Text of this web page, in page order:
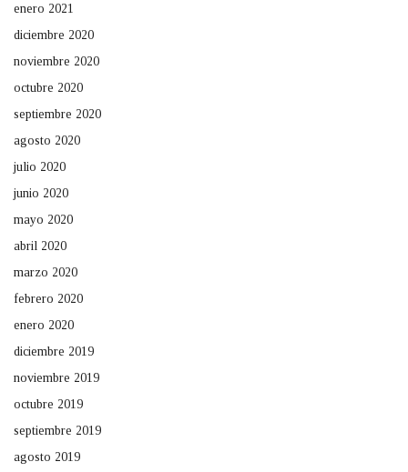
enero 2021
diciembre 2020
noviembre 2020
octubre 2020
septiembre 2020
agosto 2020
julio 2020
junio 2020
mayo 2020
abril 2020
marzo 2020
febrero 2020
enero 2020
diciembre 2019
noviembre 2019
octubre 2019
septiembre 2019
agosto 2019